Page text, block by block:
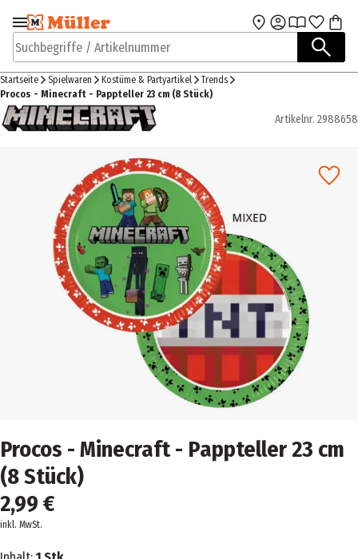
Zur Navigation
springen
Zum Hauptinhalt
Suchbegriffe / Artikelnummer
Startseite Spielwaren Kostüme & Partyartikel
Trends
Procos - Minecraft - Pappteller 23 cm (8 Stück)
Artikelnr. 2988658
Procos - Minecraft - Pappteller 23 cm
(8 Stück)
2,99 €
inkl. MwSt.